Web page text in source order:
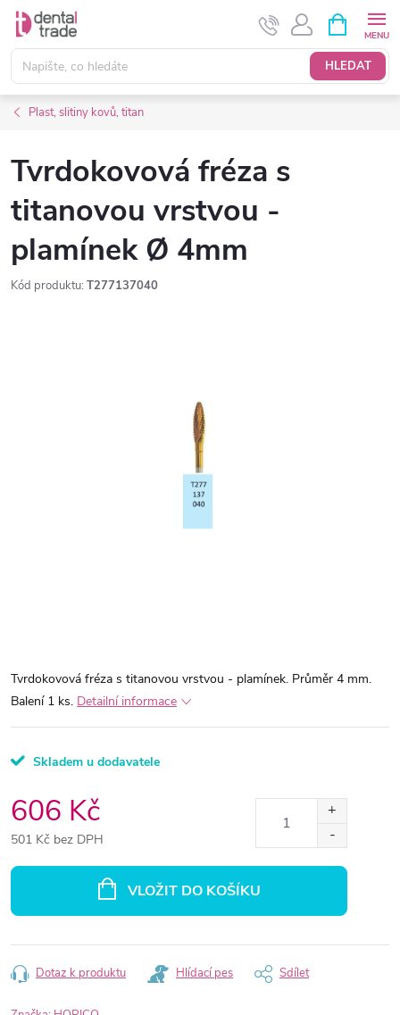
Přejít
obsah
HLEDAT
NÁKUPNÍ
KOŠÍK
Plast, slitiny kovů, titan
Tvrdokovová fréza s
titanovou vrstvou -
plamínek Ø 4mm
Kód produktu: T277137040
Tvrdokovová fréza s titanovou vrstvou - plamínek. Průměr 4 mm.
Balení 1 ks. Detailní informace
Skladem u dodavatele
606 Kč
501 Kč bez DPH
VLOŽIT DO KOŠÍKU
Dotaz k produktu Hlídací pes Sdílet